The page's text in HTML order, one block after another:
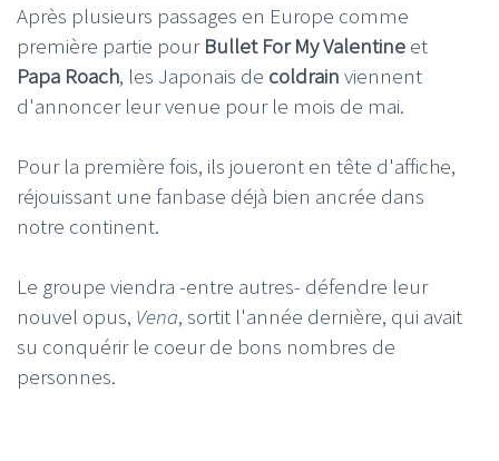
Après plusieurs passages en Europe comme
première partie pour Bullet For My Valentine et
Papa Roach, les Japonais de coldrain viennent
d'annoncer leur venue pour le mois de mai.
Pour la première fois, ils joueront en tête d'affiche,
réjouissant une fanbase déjà bien ancrée dans
notre continent.
Le groupe viendra -entre autres- défendre leur
nouvel opus, Vena, sortit l'année dernière, qui avait
su conquérir le coeur de bons nombres de
personnes.